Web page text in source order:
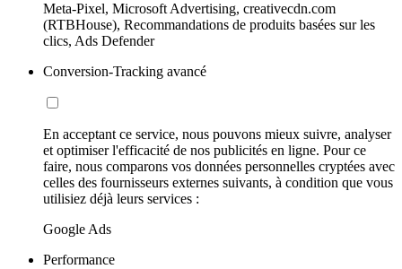
Meta-Pixel, Microsoft Advertising, creativecdn.com
(RTBHouse), Recommandations de produits basées sur les
clics, Ads Defender
Conversion-Tracking avancé
En acceptant ce service, nous pouvons mieux suivre, analyser
et optimiser l'efficacité de nos publicités en ligne. Pour ce
faire, nous comparons vos données personnelles cryptées avec
celles des fournisseurs externes suivants, à condition que vous
utilisiez déjà leurs services :
Google Ads
Performance